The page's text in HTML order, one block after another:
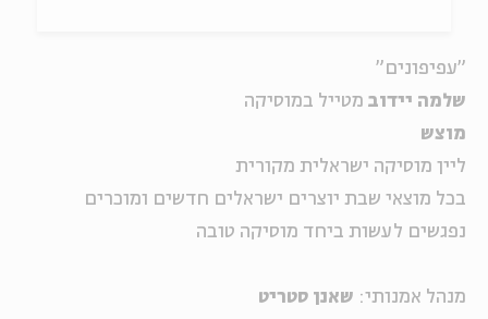
"עפיפונים"
שלמה יידוב מטייל במוסיקה
מוצש
ליין מוסיקה ישראלית מקורית
בכל מוצאי שבת יוצרים ישראלים חדשים ומוכרים
נפגשים לעשות ביחד מוסיקה טובה
מנהל אמנותי: שאנן סטריט